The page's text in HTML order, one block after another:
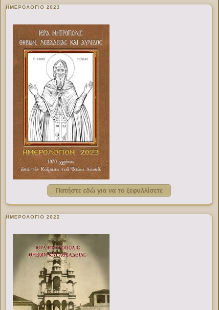
ΗΜΕΡΟΛΟΓΙΟ 2023
Πατήστε εδώ για να το ξεφυλλίσετε
ΗΜΕΡΟΛΟΓΙΟ 2022